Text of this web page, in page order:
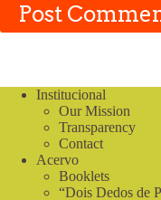
Post
Institucional
Our Mission
Transparency
Contact
Acervo
Booklets
“Dois Dedos de